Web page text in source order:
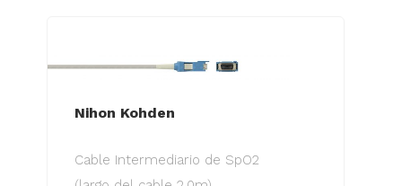
Nihon Kohden
Cable Intermediario de SpO2